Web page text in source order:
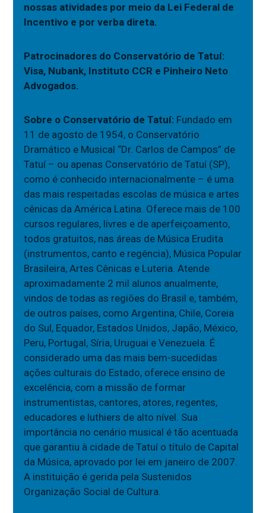
nossas atividades por meio da Lei Federal de
Incentivo e por verba direta.
Patrocinadores do Conservatório de Tatuí:
Visa, Nubank, Instituto CCR e Pinheiro Neto
Advogados.
Sobre o Conservatório de Tatuí: Fundado em
11 de agosto de 1954, o Conservatório
Dramático e Musical “Dr. Carlos de Campos” de
Tatuí – ou apenas Conservatório de Tatuí (SP),
como é conhecido internacionalmente – é uma
das mais respeitadas escolas de música e artes
cênicas da América Latina. Oferece mais de 100
cursos regulares, livres e de aperfeiçoamento,
todos gratuitos, nas áreas de Música Erudita
(instrumentos, canto e regência), Música Popular
Brasileira, Artes Cênicas e Luteria. Atende
aproximadamente 2 mil alunos anualmente,
vindos de todas as regiões do Brasil e, também,
de outros países, como Argentina, Chile, Coreia
do Sul, Equador, Estados Unidos, Japão, México,
Peru, Portugal, Síria, Uruguai e Venezuela. É
considerado uma das mais bem-sucedidas
ações culturais do Estado, oferece ensino de
excelência, com a missão de formar
instrumentistas, cantores, atores, regentes,
educadores e luthiers de alto nível. Sua
importância no cenário musical é tão acentuada
que garantiu à cidade de Tatuí o título de Capital
da Música, aprovado por lei em janeiro de 2007.
A instituição é gerida pela Sustenidos
Organização Social de Cultura.